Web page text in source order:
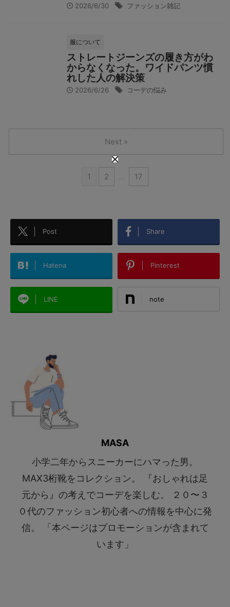
2026/6/30 ファッション雑記
服について
ストレートジーンズの履き方がわ
からなくなった。ワイドパンツ慣
れした人の解決策
2026/6/26 コーデの悩み
1 2 … 17
Next »
Post Share
Hatena Pinterest
LINE note
MASA
小学二年からスニーカーにハマった男。
MAX3桁靴をコレクション。 『おしゃれは足
元から』の考えでコーデを楽しむ。 ２０〜３
０代のファッション初心者への情報を中心に発
信。 「本ページはプロモーションが含まれて
います」